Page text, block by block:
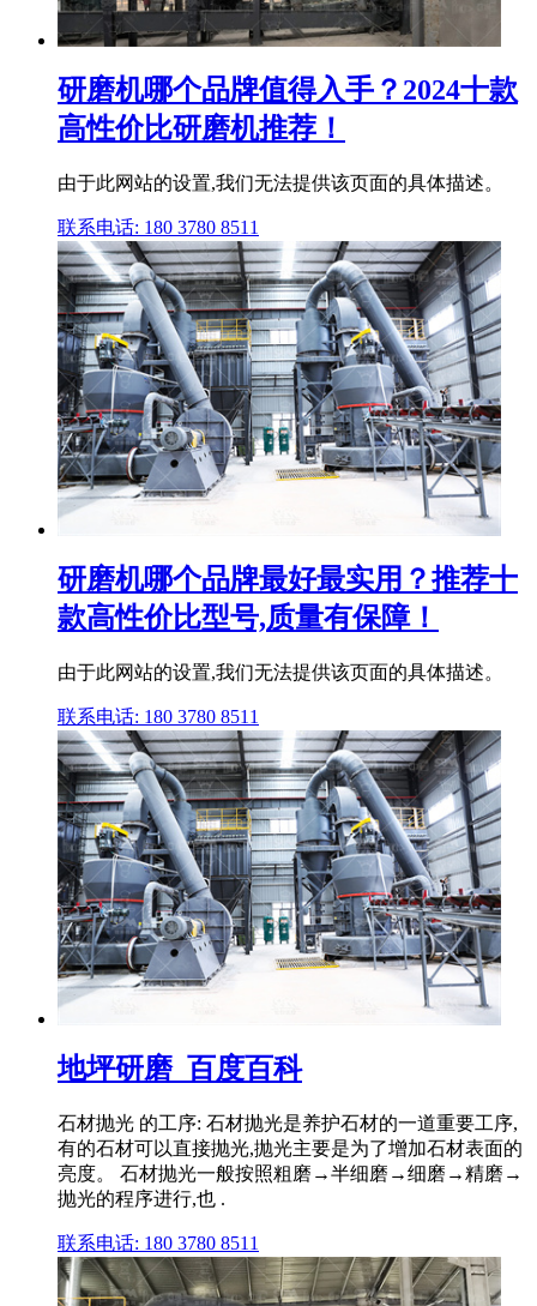
研磨机哪个品牌值得入手？2024十款
高性价比研磨机推荐！
由于此网站的设置,我们无法提供该页面的具体描述。
联系电话: 180 3780 8511
研磨机哪个品牌最好最实用？推荐十
款高性价比型号,质量有保障！
由于此网站的设置,我们无法提供该页面的具体描述。
联系电话: 180 3780 8511
地坪研磨_百度百科
石材抛光 的工序: 石材抛光是养护石材的一道重要工序,
有的石材可以直接抛光,抛光主要是为了增加石材表面的
亮度。 石材抛光一般按照粗磨→半细磨→细磨→精磨→
抛光的程序进行,也 .
联系电话: 180 3780 8511